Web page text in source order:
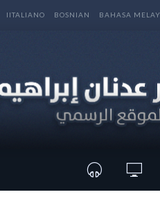
BAHASA
BOSNIAN
IITALIANO